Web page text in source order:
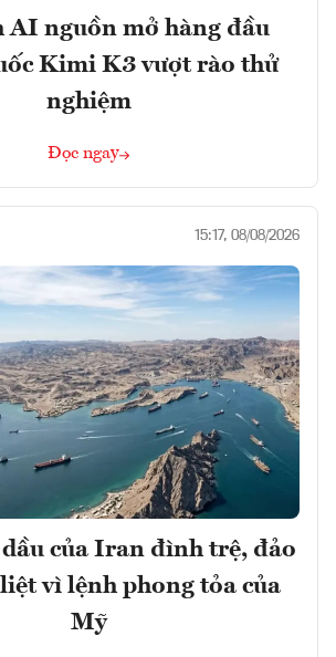
AI nguồn mở hàng đầu
Kimi K3 vượt rào thử
nghiệm
Đọc ngay
15:17, 08/08/2026
của Iran đình trệ, đảo
vì lệnh phong tỏa của
Mỹ